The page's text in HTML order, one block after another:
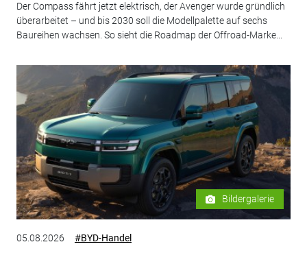
Der Compass fährt jetzt elektrisch, der Avenger wurde gründlich
überarbeitet – und bis 2030 soll die Modellpalette auf sechs
Baureihen wachsen. So sieht die Roadmap der Offroad-Marke...
Bildergalerie
05.08.2026 #BYD-Handel